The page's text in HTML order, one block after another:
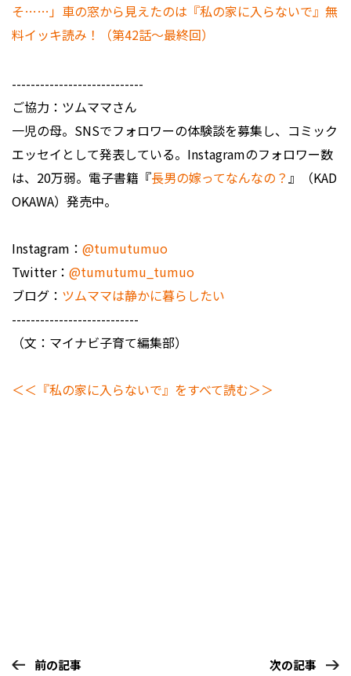
そ……」車の窓から見えたのは『私の家に入らないで』無
料イッキ読み！（第42話～最終回）
----------------------------
ご協力：ツムママさん
一児の母。SNSでフォロワーの体験談を募集し、コミック
エッセイとして発表している。Instagramのフォロワー数
は、20万弱。電子書籍『長男の嫁ってなんなの？』（KAD
OKAWA）発売中。
Instagram： @tumutumuo
Twitter： @tumutumu_tumuo
ブログ： ツムママは静かに暮らしたい
---------------------------
（文：マイナビ子育て編集部）
＜＜『私の家に入らないで』をすべて読む＞＞
前の記事 次の記事